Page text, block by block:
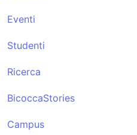
Eventi
Studenti
Ricerca
BicoccaStories
Campus